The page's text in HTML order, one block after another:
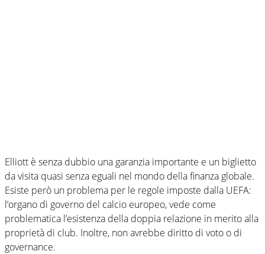
Elliott è senza dubbio una garanzia importante e un biglietto
da visita quasi senza eguali nel mondo della finanza globale.
Esiste però un problema per le regole imposte dalla UEFA:
l’organo di governo del calcio europeo, vede come
problematica l’esistenza della doppia relazione in merito alla
proprietà di club. Inoltre, non avrebbe diritto di voto o di
governance.